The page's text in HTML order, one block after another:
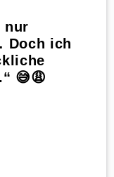
nur
Doch ich
😅😩